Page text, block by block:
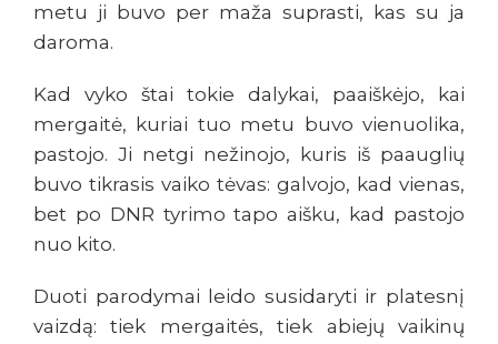
metu ji buvo per maža suprasti, kas su ja
daroma.
Kad vyko štai tokie dalykai, paaiškėjo, kai
mergaitė, kuriai tuo metu buvo vienuolika,
pastojo. Ji netgi nežinojo, kuris iš paauglių
buvo tikrasis vaiko tėvas: galvojo, kad vienas,
bet po DNR tyrimo tapo aišku, kad pastojo
nuo kito.
Duoti parodymai leido susidaryti ir platesnį
vaizdą: tiek mergaitės, tiek abiejų vaikinų